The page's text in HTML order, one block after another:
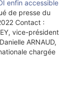
enfin accessible
de presse du
Contact :
vice-président
ARNAUD,
chargée